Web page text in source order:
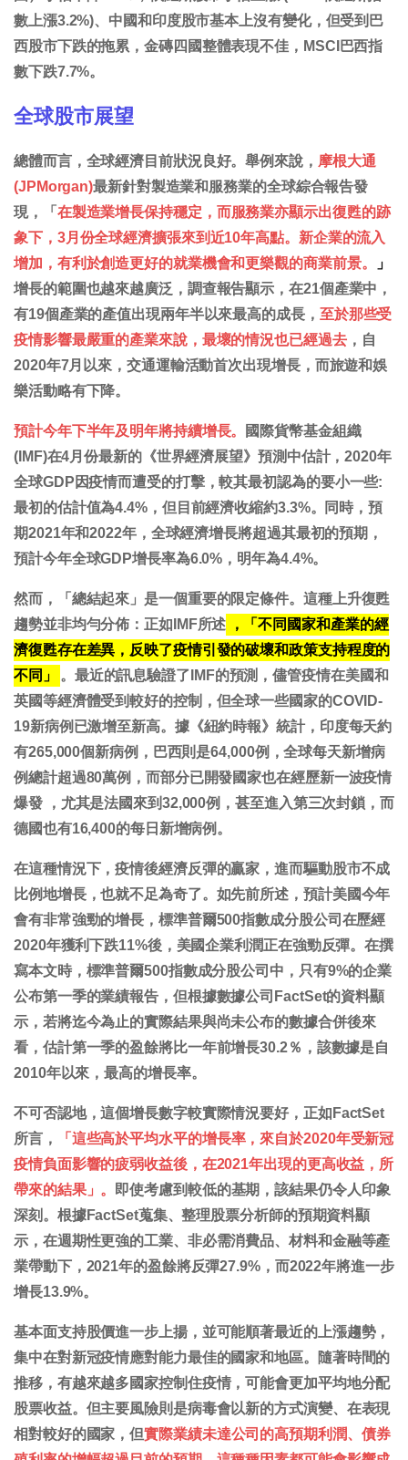
數上漲3.2%)、中國和印度股市基本上沒有變化，但受到巴
西股市下跌的拖累，金磚四國整體表現不佳，MSCI巴西指
數下跌7.7%。
全球股市展望
總體而言，全球經濟目前狀況良好。舉例來說， 摩根大通
(JPMorgan)最新針對製造業和服務業的全球綜合報告發
現，「 在製造業增長保持穩定，而服務業亦顯示出復甦的跡
象下，3月份全球經濟擴張來到近10年高點。新企業的流入
增加，有利於創造更好的就業機會和更樂觀的商業前景。
」
增長的範圍也越來越廣泛，調查報告顯示，在21個產業中，
有19個產業的產值出現兩年半以來最高的成長， 至於那些受
疫情影響最嚴重的產業來說，最壞的情況也已經過去，自
2020年7月以來，交通運輸活動首次出現增長，而旅遊和娛
樂活動略有下降。
預計今年下半年及明年將持續增長。
國際貨幣基金組織
(IMF)在4月份最新的《世界經濟展望》預測中估計，2020年
全球GDP因疫情而遭受的打擊，較其最初認為的要小一些:
最初的估計值為4.4%，但目前經濟收縮約3.3%。同時，預
期2021年和2022年，全球經濟增長將超過其最初的預期，
預計今年全球GDP增長率為6.0%，明年為4.4%。
然而，「總結起來」是一個重要的限定條件。這種上升復甦
趨勢並非均勻分佈：正如IMF所述
，「不同國家和產業的經
濟復甦存在差異，反映了疫情引發的破壞和政策支持程度的
不同」
。最近的訊息驗證了IMF的預測，儘管疫情在美國和
英國等經濟體受到較好的控制，但全球一些國家的COVID-
19新病例已激增至新高。據《紐約時報》統計，印度每天約
有265,000個新病例，巴西則是64,000例，全球每天新增病
例總計超過80萬例，而部分已開發國家也在經歷新一波疫情
爆發 ，尤其是法國來到32,000例，甚至進入第三次封鎖，而
德國也有16,400的每日新增病例。
在這種情況下，疫情後經濟反彈的贏家，進而驅動股市不成
比例地增長，也就不足為奇了。如先前所述，預計美國今年
會有非常強勁的增長，標準普爾500指數成分股公司在歷經
2020年獲利下跌11%後，美國企業利潤正在強勁反彈。在撰
寫本文時，標準普爾500指數成分股公司中，只有9%的企業
公布第一季的業績報告，但根據數據公司FactSet的資料顯
示，若將迄今為止的實際結果與尚未公布的數據合併後來
看，估計第一季的盈餘將比一年前增長30.2％，該數據是自
2010年以來，最高的增長率。
不可否認地，這個增長數字較實際情況要好，正如FactSet
所言，
「這些高於平均水平的增長率，來自於2020年受新冠
疫情負面影響的疲弱收益後，在2021年出現的更高收益，所
帶來的結果」。 即使考慮到較低的基期，該結果仍令人印象
深刻。根據FactSet蒐集、整理股票分析師的預期資料顯
示，在週期性更強的工業、非必需消費品、材料和金融等產
業帶動下，2021年的盈餘將反彈27.9%，而2022年將進一步
增長13.9%。
基本面支持股價進一步上揚，並可能順著最近的上漲趨勢，
集中在對新冠疫情應對能力最佳的國家和地區。隨著時間的
推移，有越來越多國家控制住疫情，可能會更加平均地分配
股票收益。但主要風險則是病毒會以新的方式演變、在表現
相對較好的國家，但實際業績未達公司的高預期利潤、債券